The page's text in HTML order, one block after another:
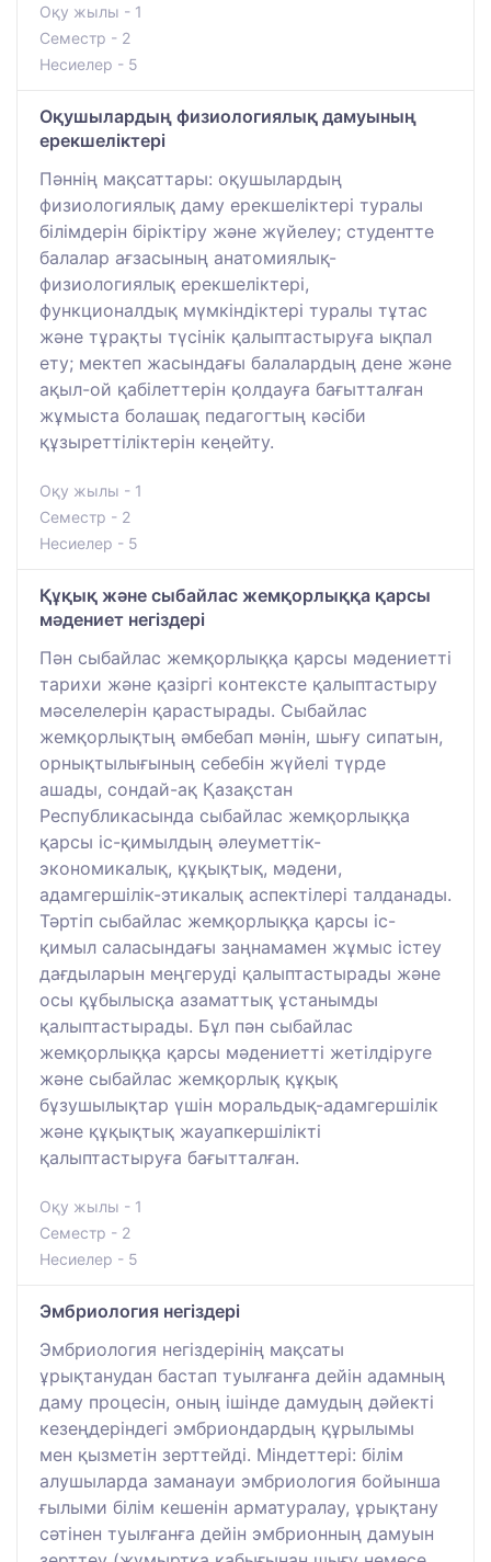
Оқу жылы - 1
Семестр - 2
Несиелер - 5
Оқушылардың физиологиялық дамуының
ерекшеліктері
Пәннің мақсаттары: оқушылардың
физиологиялық даму ерекшеліктері туралы
білімдерін біріктіру және жүйелеу; студентте
балалар ағзасының анатомиялық-
физиологиялық ерекшеліктері,
функционалдық мүмкіндіктері туралы тұтас
және тұрақты түсінік қалыптастыруға ықпал
ету; мектеп жасындағы балалардың дене және
ақыл-ой қабілеттерін қолдауға бағытталған
жұмыста болашақ педагогтың кәсіби
құзыреттіліктерін кеңейту.
Оқу жылы - 1
Семестр - 2
Несиелер - 5
Құқық және сыбайлас жемқорлыққа қарсы
мәдениет негіздері
Пән сыбайлас жемқорлыққа қарсы мәдениетті
тарихи және қазіргі контексте қалыптастыру
мәселелерін қарастырады. Сыбайлас
жемқорлықтың әмбебап мәнін, шығу сипатын,
орнықтылығының себебін жүйелі түрде
ашады, сондай-ақ Қазақстан
Республикасында сыбайлас жемқорлыққа
қарсы іс-қимылдың әлеуметтік-
экономикалық, құқықтық, мәдени,
адамгершілік-этикалық аспектілері талданады.
Тәртіп сыбайлас жемқорлыққа қарсы іс-
қимыл саласындағы заңнамамен жұмыс істеу
дағдыларын меңгеруді қалыптастырады және
осы құбылысқа азаматтық ұстанымды
қалыптастырады. Бұл пән сыбайлас
жемқорлыққа қарсы мәдениетті жетілдіруге
және сыбайлас жемқорлық құқық
бұзушылықтар үшін моральдық-адамгершілік
және құқықтық жауапкершілікті
қалыптастыруға бағытталған.
Оқу жылы - 1
Семестр - 2
Несиелер - 5
Эмбриология негіздері
Эмбриология негіздерінің мақсаты
ұрықтанудан бастап туылғанға дейін адамның
даму процесін, оның ішінде дамудың дәйекті
кезеңдеріндегі эмбриондардың құрылымы
мен қызметін зерттейді. Міндеттері: білім
алушыларда заманауи эмбриология бойынша
ғылыми білім кешенін арматуралау, ұрықтану
сәтінен туылғанға дейін эмбрионның дамуын